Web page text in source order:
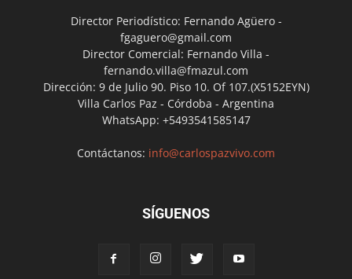
Director Periodístico: Fernando Agüero -
fgaguero@gmail.com
Director Comercial: Fernando Villa -
fernando.villa@fmazul.com
Dirección: 9 de Julio 90. Piso 10. Of 107.(X5152EYN)
Villa Carlos Paz - Córdoba - Argentina
WhatsApp: +5493541585147
Contáctanos: info@carlospazvivo.com
SÍGUENOS